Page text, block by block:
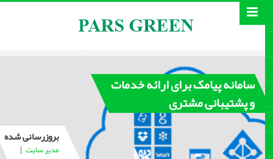
سامانه پیامک برای ارائه خدمات
و پشتیبانی مشتری
بروزرسانی شده
مدیر سایت |